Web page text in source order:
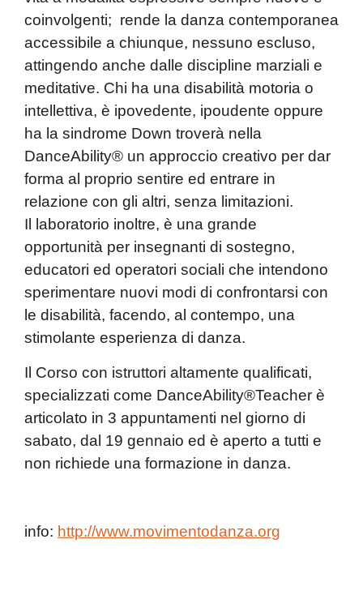
coinvolgenti; rende la danza contemporanea
accessibile a chiunque, nessuno escluso,
attingendo anche dalle discipline marziali e
meditative. Chi ha una disabilità motoria o
intellettiva, è ipovedente, ipoudente oppure
ha la sindrome Down troverà nella
DanceAbility® un approccio creativo per dar
forma al proprio sentire ed entrare in
relazione con gli altri, senza limitazioni.
Il laboratorio inoltre, è una grande
opportunità per insegnanti di sostegno,
educatori ed operatori sociali che intendono
sperimentare nuovi modi di confrontarsi con
le disabilità, facendo, al contempo, una
stimolante esperienza di danza.
Il Corso con istruttori altamente qualificati,
specializzati come DanceAbility®Teacher è
articolato in 3 appuntamenti nel giorno di
sabato, dal 19 gennaio ed è aperto a tutti e
non richiede una formazione in danza.
info: http://www.movimentodanza.org